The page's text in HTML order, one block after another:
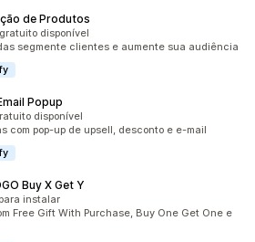
de Produtos
disponível
segmente clientes e aumente sua audiência
Popup
disponível
com pop-up de upsell, desconto e e-mail
Buy X Get Y
instalar
Free Gift With Purchase, Buy One Get One e